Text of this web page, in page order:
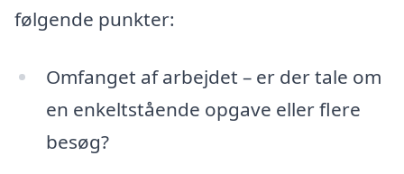
følgende punkter:
Omfanget af arbejdet – er der tale om
en enkeltstående opgave eller flere
besøg?